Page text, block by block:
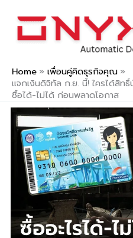
content
Home
เพื่อนคู่คิดธุรกิจคุณ
แจกเงินดิจิทัล ก.ย. นี้! ใครได้สิท
ซื้อได้-ไม่ได้ ก่อนพลาดโอกาส